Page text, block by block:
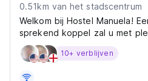
0.51km van het stadscentrum
Welkom bij Hostel Manuela!
sprekend koppel zal u met
een geweldig verblijf bezorgen.
10+ verblijven